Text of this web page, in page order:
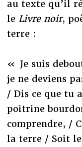
au texte qu’il
le Livre noir,
terre :
« Je suis
je ne deviens
/ Dis ce que tu
poitrine
comprendre, /
la terre / Soit